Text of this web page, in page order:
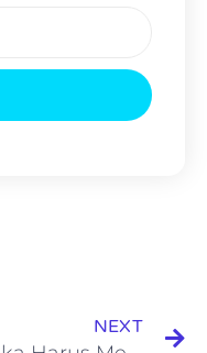
NEXT